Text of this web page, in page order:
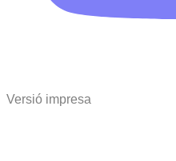
Versió impresa